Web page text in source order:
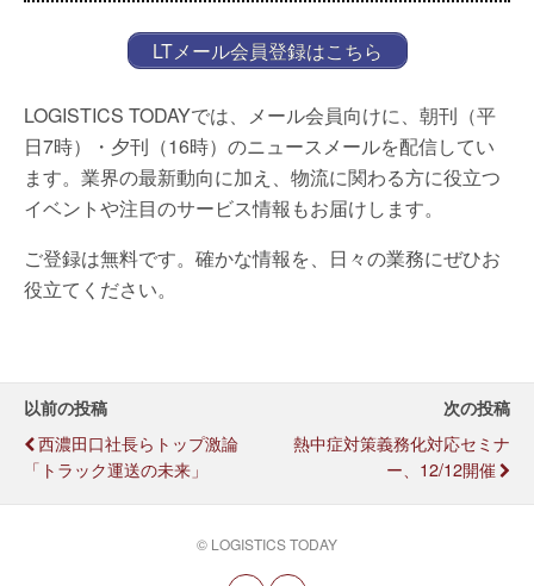
LTメール会員登録はこちら
LOGISTICS TODAYでは、メール会員向けに、朝刊（平
日7時）・夕刊（16時）のニュースメールを配信してい
ます。業界の最新動向に加え、物流に関わる方に役立つ
イベントや注目のサービス情報もお届けします。
ご登録は無料です。確かな情報を、日々の業務にぜひお
役立てください。
以前の投稿
西濃田口社長らトップ激論
「トラック運送の未来」
次の投稿
熱中症対策義務化対応セミナ
ー、12/12開催
© LOGISTICS TODAY